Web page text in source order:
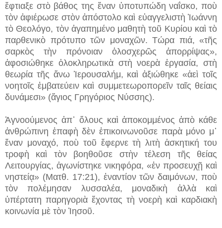
ἔφτιαξε στὸ βάθος της ἕναν ὑποτυπώδη ναΐσκο, ποὺ
τὸν ἀφιέρωσε στὸν ἀπόστολο καὶ εὐαγγελιστὴ Ἰωάννη
τὸ Θεολόγο, τὸν ἀγαπημένο μαθητὴ τοῦ Κυρίου καὶ τὸ
παρθενικὸ πρότυπο τῶν μοναχῶν. Τώρα πιά, «τῆς
σαρκὸς τὴν πρόνοιαν ὁλοσχερῶς ἀπορρίψας»,
ἀφοσιώθηκε ὁλοκληρωτικὰ στὴ νοερὰ ἐργασία, στὴ
θεωρία τῆς ἄνω Ἱερουσαλήμ, καὶ ἀξιώθηκε «ἀεὶ τοῖς
νοητοῖς ἐμβατεύειν καὶ συμμετεωροπορεῖν ταῖς θείαις
δυνάμεσι» (ἅγιος Γρηγόριος Νύσσης).
Ἀγνοούμενος ἀπ᾿ ὅλους καὶ ἀποκομμένος ἀπὸ κάθε
ἀνθρώπινη ἐπαφὴ δὲν ἐπικοινωνοῦσε παρὰ μόνο μ᾿
ἕναν μοναχό, ποὺ τοῦ ἔφερνε τὴ λιτὴ ἀσκητική του
τροφὴ καὶ τὸν βοηθοῦσε στὴν τέλεση τῆς θείας
Λειτουργίας, ἀγωνίστηκε νικηφόρα, «ἐν προσευχῇ καὶ
νηστείᾳ» (Ματθ. 17:21), ἐναντίον τῶν δαιμόνων, ποὺ
τὸν πολέμησαν λυσσαλέα, μοναδικὴ ἀλλὰ καὶ
ὑπέρτατη παρηγοριὰ ἔχοντας τὴ νοερὴ καὶ καρδιακὴ
κοινωνία μὲ τὸν Ἰησοῦ.